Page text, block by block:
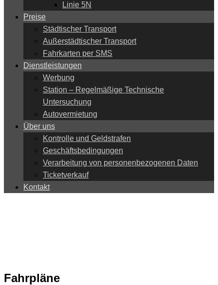
Linie 5N
Preise
Städtischer Transport
Außerstädtischer Transport
Fahrkarten per SMS
Dienstleistungen
Werbung
Station – Regelmäßige Technische
Untersuchung
Autovermietung
Über uns
Kontrolle und Geldstrafen
Geschäftsbedingungen
Verarbeitung von personenbezogenen Daten
Ticketverkauf
Kontakt
Fahrpläne